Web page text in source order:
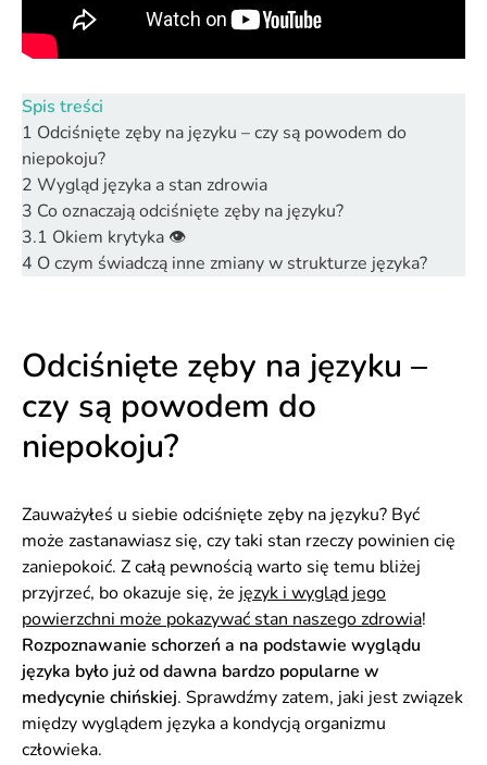
Spis treści
1 Odciśnięte zęby na języku – czy są powodem do
niepokoju?
2 Wygląd języka a stan zdrowia
3 Co oznaczają odciśnięte zęby na języku?
3.1 Okiem krytyka 👁️
4 O czym świadczą inne zmiany w strukturze języka?
Odciśnięte zęby na języku –
czy są powodem do
niepokoju?
Zauważyłeś u siebie odciśnięte zęby na języku? Być
może zastanawiasz się, czy taki stan rzeczy powinien cię
zaniepokoić. Z całą pewnością warto się temu bliżej
przyjrzeć, bo okazuje się, że język i wygląd jego
powierzchni może pokazywać stan naszego zdrowia!
Rozpoznawanie schorzeń a na podstawie wyglądu
języka było już od dawna bardzo popularne w
medycynie chińskiej. Sprawdźmy zatem, jaki jest związek
między wyglądem języka a kondycją organizmu
człowieka.